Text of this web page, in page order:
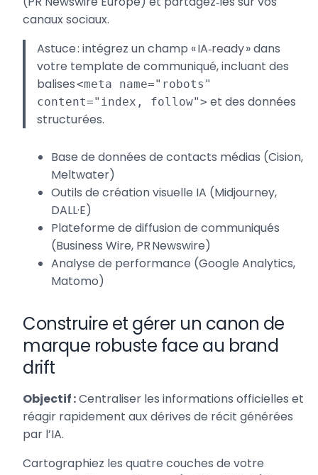
canaux sociaux.
Astuce : intégrez un champ « IA‑ready » dans
votre template de communiqué, incluant des
balises<meta name="robots"
content="index, follow"> et des données
structurées.
Base de données de contacts médias (Cision,
Meltwater)
Outils de création visuelle IA (Midjourney,
DALL·E)
Plateforme de diffusion de communiqués
(Business Wire, PR Newswire)
Analyse de performance (Google Analytics,
Matomo)
Construire et gérer un canon de
marque robuste face au brand
drift
Objectif :Centraliser les informations officielles et
réagir rapidement aux dérives de récit générées
par l’IA.
Cartographiez les quatre couches de votre